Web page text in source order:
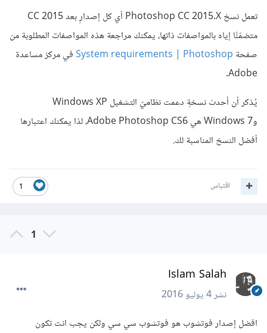
تعمل نسخ Photoshop CC 2015.X أي كل إصدارٍ بعد CC 2015
متضمّنًا إياه بالمواصفات ذاتها، يمكنك مراجعة هذه المواصفات المطلوبة من
صفحة System requirements | Photoshopفي مركز مساعدة
Adobe.
يُذكر أن أحدث نسخةٍ دعمت نظاميّ التشغيل Windows XP
وWindows 7 هي Adobe Photoshop CS6، لذا يمكنك اعتبارها
أفضل النسخ المناسبة لك.
1 اقتباس
1
Islam Salah
نشر4 يوليو 2016
افضل إصدار فوتشوب هو فوتشوب سي سي ولكن يجب انت تكون